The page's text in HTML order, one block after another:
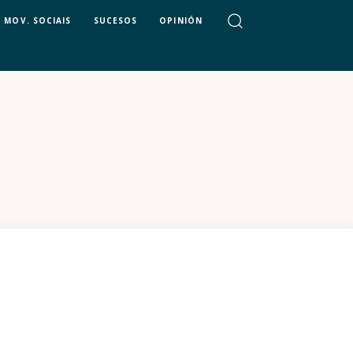
MOV. SOCIAIS SUCESOS OPINIÓN